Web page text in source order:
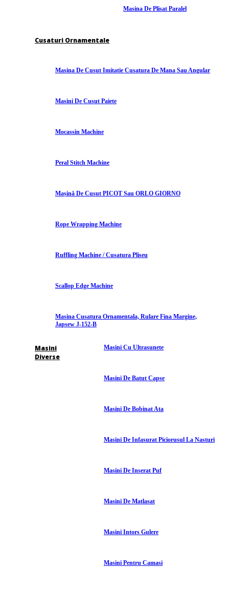
Masina De Plisat Paralel
Cusaturi Ornamentale
Masina De Cusut Imitatie Cusatura De Mana Sau Angular
Masini De Cusut Paiete
Mocassin Machine
Peral Stitch Machine
Mașină De Cusut PICOT Sau ORLO GIORNO
Rope Wrapping Machine
Ruffling Machine / Cusatura Pliseu
Scallop Edge Machine
Masina Cusatura Ornamentala, Rulare Fina Margine,
Japsew J-152-B
Masini
Diverse
Masini Cu Ultrasunete
Masini De Batut Capse
Masini De Bobinat Ata
Masini De Infasurat Piciorusul La Nasturi
Masini De Inserat Puf
Masini De Matlasat
Masini Intors Gulere
Masini Pentru Camasi